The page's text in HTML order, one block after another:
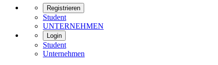
Registrieren
Student
UNTERNEHMEN
Login
Student
Unternehmen